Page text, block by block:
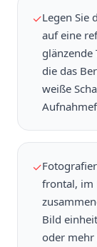
✓Legen Sie
auf eine
glänzende
die das
weiße
✓
frontal, im
Bild
oder